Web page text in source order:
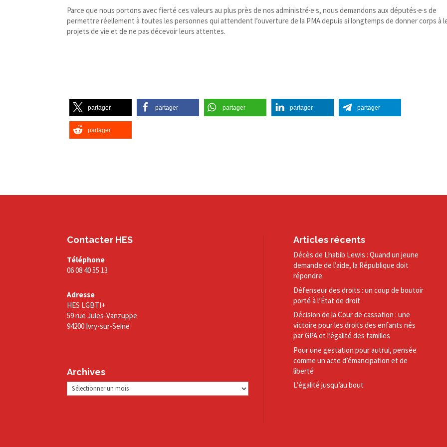
Parce que nous portons avec fierté ces valeurs au plus près de nos administré·e·s, nous demandons aux députés·e·s de
permettre réellement à toutes les personnes qui attendent l’ouverture de la PMA depuis si longtemps de donner corps à
projets de vie et de ne pas décevoir leurs attentes.
partager partager partager partager partager
partager
Contacter HES
Téléphone
06 08 40 55 13
Adresse
HES LGBTI+
59 rue Jules-Vanzuppe
94200 Ivry-sur-Seine
Archives
Archives
Articles récents
Décès de Lhabib Lewis : Quand un jeune
demande de l’aide, la République doit
répondre.
Défenseur des droits : un coup de boutoir
porté à l’État de droit
Décision de la Cour de cassation : une
victoire pour les droits des enfants nés
par GPA et l’égalité des familles
Pour une gestation pour autrui, pensée
comme un acte d’émancipation et de
liberté
L’égalité jusqu’au bout